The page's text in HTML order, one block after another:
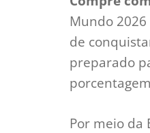
Mundo
de
preparado
Por meio da